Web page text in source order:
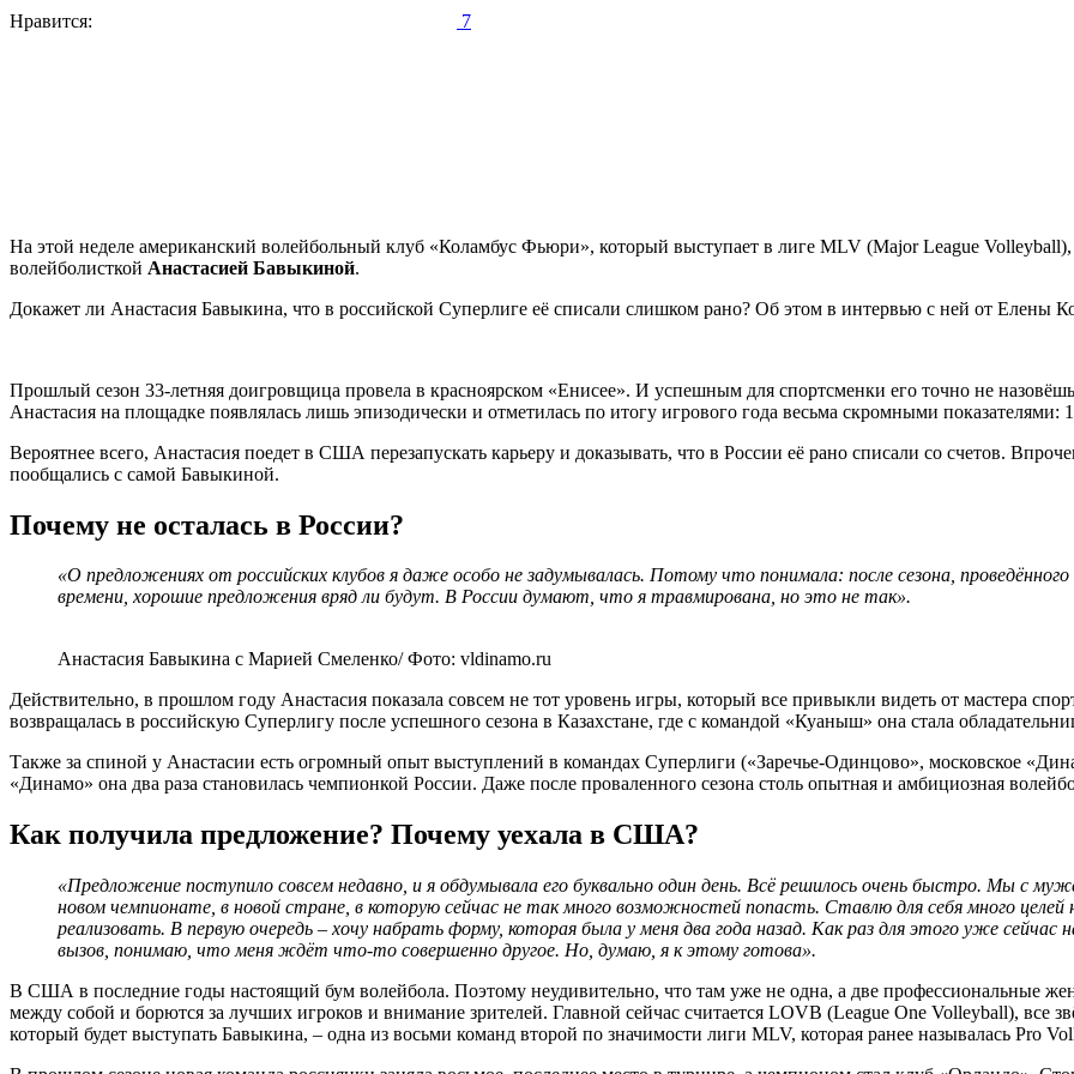
Нравится: 7
На этой неделе американский волейбольный клуб «Коламбус Фьюри», который выступает в лиге MLV (Major League
волейболисткой Анастасией Бавыкиной.
Докажет ли Анастасия Бавыкина, что в российской Суперлиге её списали слишком рано? Об этом в интервью с ней от Елены
Прошлый сезон 33-летняя доигровщица провела в красноярском «Енисее». И успешным для спортсменки его точно не
Анастасия на площадке появлялась лишь эпизодически и отметилась по итогу игрового года весьма скромными показателями:
Вероятнее всего, Анастасия поедет в США перезапускать карьеру и доказывать, что в России её рано списали со счетов.
пообщались с самой Бавыкиной.
Почему не осталась в России?
«О предложениях от российских клубов я даже особо не задумывалась. Потому что понимала: после сезона,
времени, хорошие предложения вряд ли будут. В России думают, что я травмирована, но это не так».
Анастасия Бавыкина c Марией Смеленко/ Фото: vldinamo.ru
Действительно, в прошлом году Анастасия показала совсем не тот уровень игры, который все привыкли видеть от мастера
возвращалась в российскую Суперлигу после успешного сезона в Казахстане, где с командой «Куаныш» она стала
Также за спиной у Анастасии есть огромный опыт выступлений в командах Суперлиги («Заречье-Одинцово», московское
«Динамо» она два раза становилась чемпионкой России. Даже после проваленного сезона столь опытная и амбициозная
Как получила предложение? Почему уехала в США?
«Предложение поступило совсем недавно, и я обдумывала его буквально один день. Всё решилось очень быстро. Мы с
новом чемпионате, в новой стране, в которую сейчас не так много возможностей попасть. Ставлю для себя много
реализовать. В первую очередь – хочу набрать форму, которая была у меня два года назад. Как раз для этого уже
вызов, понимаю, что меня ждёт что-то совершенно другое. Но, думаю, я к этому готова».
В США в последние годы настоящий бум волейбола. Поэтому неудивительно, что там уже не одна, а две профессиональные
между собой и борются за лучших игроков и внимание зрителей. Главной сейчас считается LOVB (League One Volleyball),
который будет выступать Бавыкина, – одна из восьми команд второй по значимости лиги MLV, которая ранее называлась Pro